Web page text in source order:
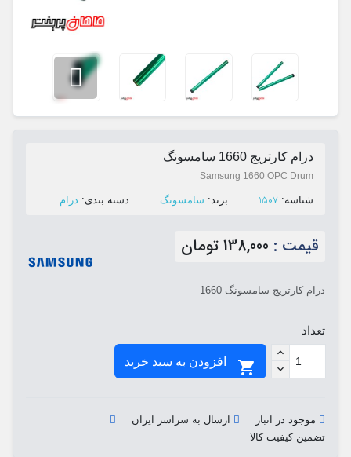
درام کارتریج 1660 سامسونگ
Samsung 1660 OPC Drum
ﺷﻨﺎﺳﻪ: 1507 ﺑﺮﻧﺪ: سامسونگ ﺩﺳﺘﻪ ﺑﻨﺪی: درام
قیمت : 138,000 تومان
درام کارتریج سامسونگ 1660
تعداد

موجود در انبار
ارسال به سراسر ایران
تضمین کیفیت کالا